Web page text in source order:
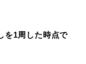
を1周した時点で